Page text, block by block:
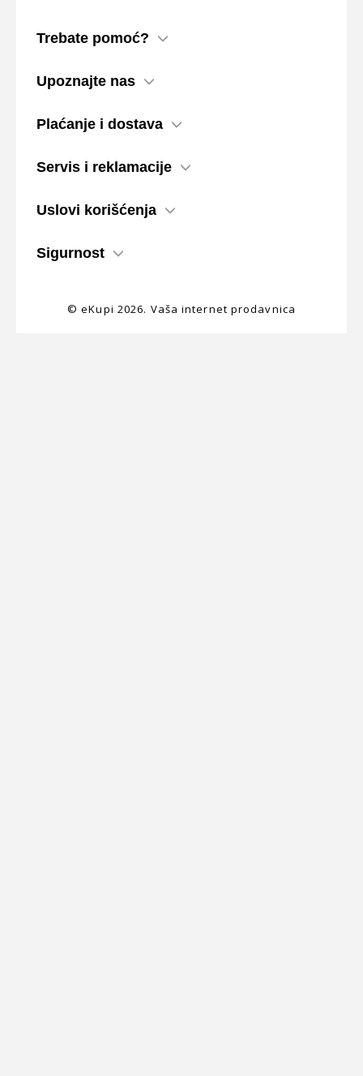
Trebate pomoć?
Upoznajte nas
Plaćanje i dostava
Servis i reklamacije
Uslovi korišćenja
Sigurnost
© eKupi 2026. Vaša internet prodavnica